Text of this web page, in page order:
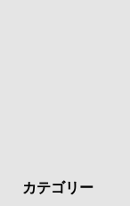
カテゴリー